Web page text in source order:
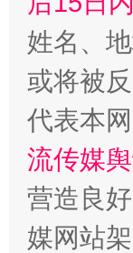
完善运行
姓名、
或将被
代表本
流传媒
营造良
媒网站